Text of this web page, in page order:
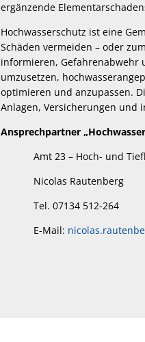
ergänzende
Hochwasserschutz ist eine
Schäden vermeiden – oder
informieren, Gefahrenabwehr
umzusetzen,
optimieren und anzupassen.
Anlagen, Versicherungen und
Ansprechpartner
Amt 23 – Hoch- und
Nicolas Rautenberg
Tel. 07134 512-264
E-Mail: